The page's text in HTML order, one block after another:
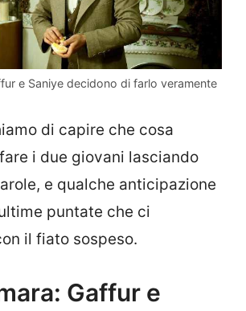
e Saniye decidono di farlo veramente
di capire che cosa
i due giovani lasciando
e qualche anticipazione
puntate che ci
il fiato sospeso.
Gaffur e